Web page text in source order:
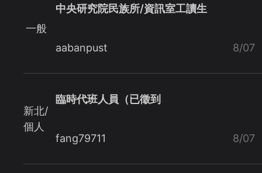
一般
中央研究院民族所/資訊室工讀生
aabanpust 8/07
新北/
個人
臨時代班人員（已徵到
fang79711 8/07